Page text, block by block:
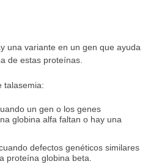
una variante en un gen que ayuda
de estas proteínas.
talasemia:
un gen o los genes
globina alfa faltan o hay una
defectos genéticos similares
proteína globina beta.